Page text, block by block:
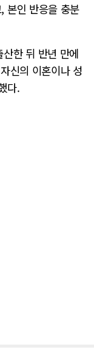
본인 반응을 충분
한 뒤 반년 만에
신의 이혼이나 성
다.